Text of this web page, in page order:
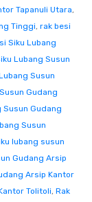
Tapanuli Utara,
Tinggi, rak besi
Siku Lubang
Lubang Susun
Susun
Gudang
Susun Gudang
Susun
lubang susun
Gudang Arsip
Arsip Kantor
Tolitoli, Rak